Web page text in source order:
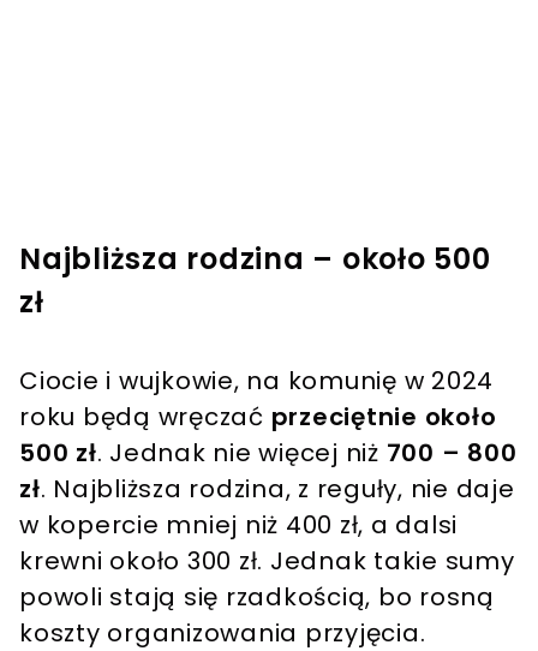
Najbliższa rodzina – około 500
zł
Ciocie i wujkowie, na komunię w 2024
roku będą wręczać przeciętnie około
500 zł. Jednak nie więcej niż 700 – 800
zł. Najbliższa rodzina, z reguły, nie daje
w kopercie mniej niż 400 zł, a dalsi
krewni około 300 zł. Jednak takie sumy
powoli stają się rzadkością, bo rosną
koszty organizowania przyjęcia.